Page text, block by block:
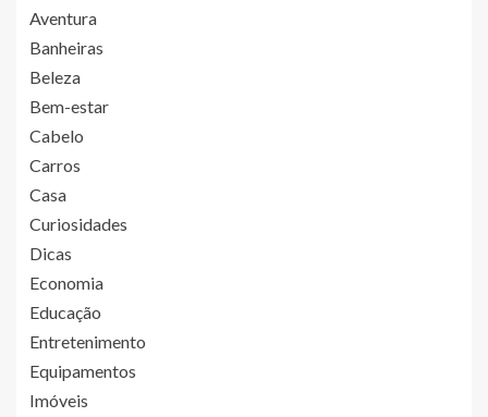
Aventura
Banheiras
Beleza
Bem-estar
Cabelo
Carros
Casa
Curiosidades
Dicas
Economia
Educação
Entretenimento
Equipamentos
Imóveis